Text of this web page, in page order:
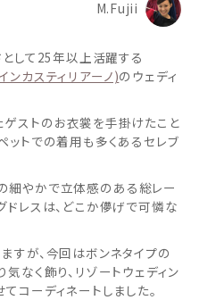
M.Fujii
として25年以上活躍する
カスティリアーノ)のウェディ
ストのお衣裳を手掛けたこと
ットでの着用も多くあるセレブ
やかで立体感のある総レー
ドレスは、どこか儚げで可憐な
すが、今回はボンネタイプの
なく飾り、リゾートウェディン
コーディネートしました。